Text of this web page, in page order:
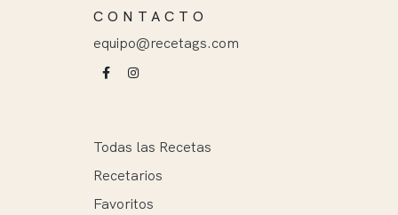
CONTACTO
equipo@recetags.com
Todas las Recetas
Recetarios
Favoritos